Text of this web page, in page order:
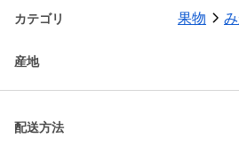
カテゴリ 果物
産地
配送方法